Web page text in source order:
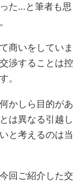
た…と筆者も思
商いをしていま
渉することは控
。
かしら目的があ
は異なる引越し
と考えるのは当
回ご紹介した交